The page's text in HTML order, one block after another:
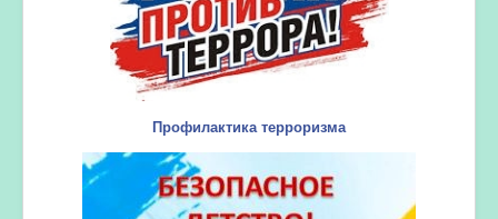
Профилактика терроризма